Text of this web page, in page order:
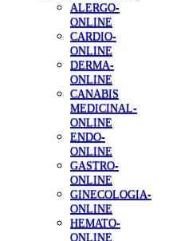
ALERGO-
ONLINE
CARDIO-
ONLINE
DERMA-
ONLINE
CANABIS
MEDICINAL-
ONLINE
ENDO-
ONLINE
GASTRO-
ONLINE
GINECOLOGIA-
ONLINE
HEMATO-
ONLINE